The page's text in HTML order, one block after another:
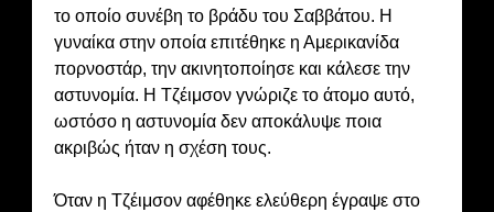
το οποίο συνέβη το βράδυ του Σαββάτου. Η
γυναίκα στην οποία επιτέθηκε η Αμερικανίδα
πoρνοστάρ, την ακινητοποίησε και κάλεσε την
αστυνομία. Η Τζέιμσον γνώριζε το άτομο αυτό,
ωστόσο η αστυνομία δεν αποκάλυψε ποια
ακριβώς ήταν η σχέση τους.
Όταν η Τζέιμσον αφέθηκε ελεύθερη έγραψε στο